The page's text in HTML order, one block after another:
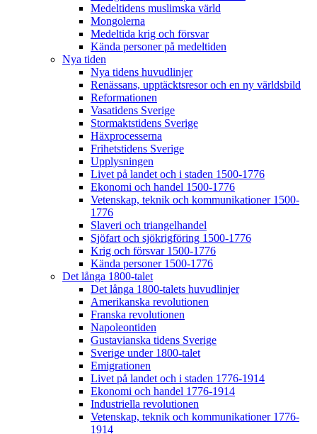
Medeltidens muslimska värld
Mongolerna
Medeltida krig och försvar
Kända personer på medeltiden
Nya tiden
Nya tidens huvudlinjer
Renässans, upptäcktsresor och en ny världsbild
Reformationen
Vasatidens Sverige
Stormaktstidens Sverige
Häxprocesserna
Frihetstidens Sverige
Upplysningen
Livet på landet och i staden 1500-1776
Ekonomi och handel 1500-1776
Vetenskap, teknik och kommunikationer 1500-
1776
Slaveri och triangelhandel
Sjöfart och sjökrigföring 1500-1776
Krig och försvar 1500-1776
Kända personer 1500-1776
Det långa 1800-talet
Det långa 1800-talets huvudlinjer
Amerikanska revolutionen
Franska revolutionen
Napoleontiden
Gustavianska tidens Sverige
Sverige under 1800-talet
Emigrationen
Livet på landet och i staden 1776-1914
Ekonomi och handel 1776-1914
Industriella revolutionen
Vetenskap, teknik och kommunikationer 1776-
1914